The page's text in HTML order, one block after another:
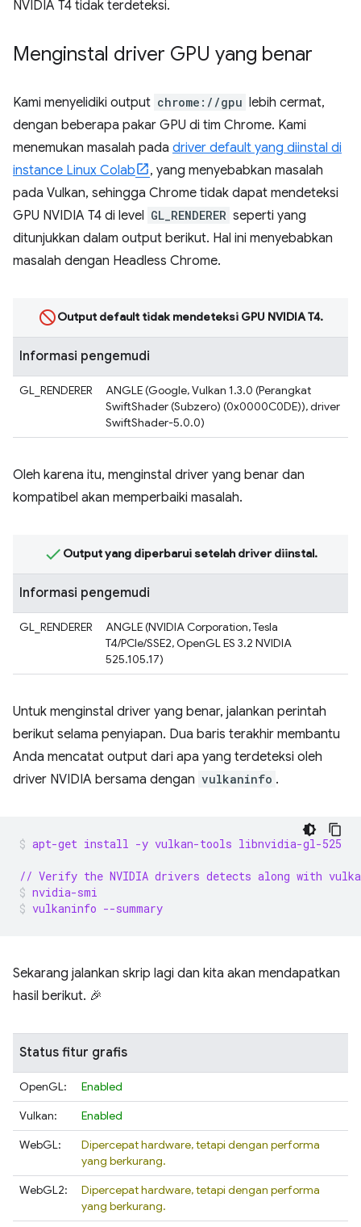
NVIDIA T4 tidak terdeteksi.
Menginstal driver GPU yang benar
Kami menyelidiki output chrome://gpu lebih cermat,
dengan beberapa pakar GPU di tim Chrome. Kami
menemukan masalah pada driver default yang diinstal di
instance Linux Colab
, yang menyebabkan masalah
pada Vulkan, sehingga Chrome tidak dapat mendeteksi
GPU NVIDIA T4 di level GL_RENDERER seperti yang
ditunjukkan dalam output berikut. Hal ini menyebabkan
masalah dengan Headless Chrome.
Output default tidak mendeteksi GPU NVIDIA T4.
Informasi pengemudi
GL_RENDERER
ANGLE (Google, Vulkan 1.3.0 (Perangkat
SwiftShader (Subzero) (0x0000C0DE)), driver
SwiftShader-5.0.0)
Oleh karena itu, menginstal driver yang benar dan
kompatibel akan memperbaiki masalah.
Output yang diperbarui setelah driver diinstal.
Informasi pengemudi
GL_RENDERER
ANGLE (NVIDIA Corporation, Tesla
T4/PCIe/SSE2, OpenGL ES 3.2 NVIDIA
525.105.17)
Untuk menginstal driver yang benar, jalankan perintah
berikut selama penyiapan. Dua baris terakhir membantu
Anda mencatat output dari apa yang terdeteksi oleh
driver NVIDIA bersama dengan vulkaninfo .
apt-get install -y vulkan-tools libnvidia-gl-525
// Verify the NVIDIA drivers detects along with
nvidia-smi
vulkaninfo --summary
Sekarang jalankan skrip lagi dan kita akan mendapatkan
hasil berikut. 🎉
Status fitur grafis
OpenGL:
Enabled
Vulkan:
Enabled
WebGL:
Dipercepat hardware, tetapi dengan performa
yang berkurang.
WebGL2:
Dipercepat hardware, tetapi dengan performa
yang berkurang.